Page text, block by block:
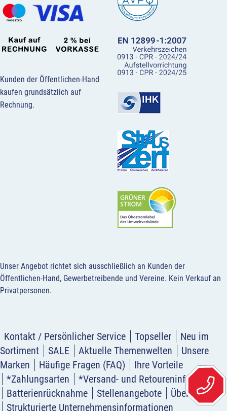
Kunden der Öffentlichen-Hand
kaufen grundsätzlich auf
Rechnung.
Unser Angebot richtet sich ausschließlich an Kunden der
Öffentlichen-Hand, Gewerbetreibende und Vereine. Kein Verkauf an
Privatpersonen.
Kontakt / Persönlicher Service Topseller
Neu im
Sortiment
SALE Aktuelle Themenwelten
Unsere
Marken
Häufige Fragen (FAQ)
Ihre Vorteile
*Zahlungsarten
*Versand- und Retoureninformation
Batterienrücknahme
Stellenangebote
Über uns
Strukturierte Unternehmensinformationen